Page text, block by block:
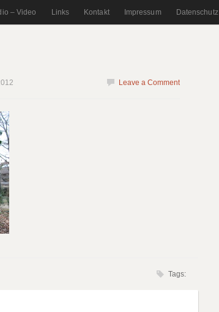
– Video Links Kontakt Impressum Datenschutz
Leave a Comment
Tags: